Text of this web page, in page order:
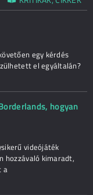
egy kérdés
el egyáltalán?
hogyan
videójáték
hozzávaló kimaradt,
a